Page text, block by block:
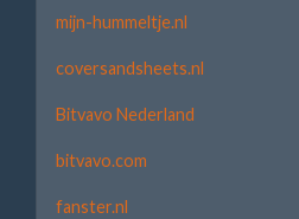
mijn-hummeltje.nl
coversandsheets.nl
Bitvavo Nederland
bitvavo.com
fanster.nl